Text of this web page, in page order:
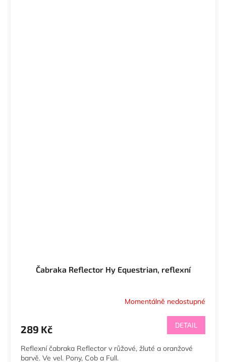
Čabraka Reflector Hy Equestrian, reflexní
Momentálně nedostupné
289 Kč DETAIL
Reflexní čabraka Reflector v růžové, žluté a oranžové
barvě. Ve vel. Pony, Cob a Full.